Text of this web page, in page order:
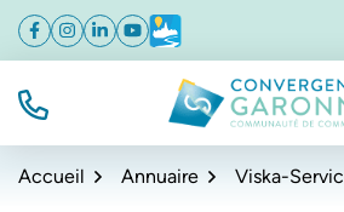
Aller
navigation
Aller
au
Aller
au
de
Facebook
(ouverture dans un nouvel onglet)
Instagram
(ouverture dans un nouvel onglet)
Linkedin
(ouverture dans un nouvel onglet)
YouTube
(ouverture dans un nouvel
Météo
(ouverture dans un
TÉL.
Accueil Annuaire Viska-